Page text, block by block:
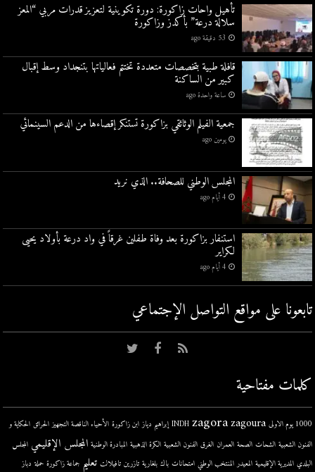
تأهيل واحات زاكورة: دورة تكوينية لتعزيز قدرات مربي “المعز
سلالة درعة” بأكدز وزاكورة
53 دقيقة ago
قافلة طبية بتخصصات متعددة تختتم فعالياتها بتنجداد وسط إقبال
كبير من الساكنة
ساعة واحدة ago
جمعية الفيلم الوثائقي بزاكورة تستنكر إقصاءها من الدعم السينمائي
يومين ago
المجلس الوطني للصحافة.. الذي نريد
4 أيام ago
استنفار بزاكورة بعد وفاة طفلين غرقاً في واد درعة بأولاد يحيى
لكراير
4 أيام ago
تابعونا على مواقع التواصل اﻹجتماعي
كلمات مفتاحية
1000 يوم الاولى INDH zagora zagoura إبراهيم دياز ابن زاكورة الأحياء الناقصة التجهيز الحرائق الحكاية و
الفنون الشعبية الشحات الصحة العمران الغرق الفنون الشعبية الكرة الذهبية المبادرة الوطنية المجلس الإقليمي المجلس
البلدي المديرية الإقليمية المعيدر المنتخب الوطني امتحانات باك بلغارية تازرين تافيلالت تعليم جماعة زاكورة حملة دباز